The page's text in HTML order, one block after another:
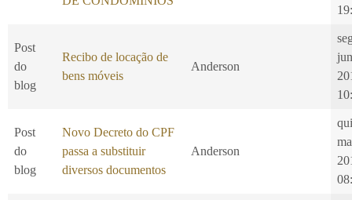
Post
do
blog
Recibo de locação de
bens móveis
Anderson
jun
Post
do
blog
Novo Decreto do CPF
passa a substituir
diversos documentos
Anderson